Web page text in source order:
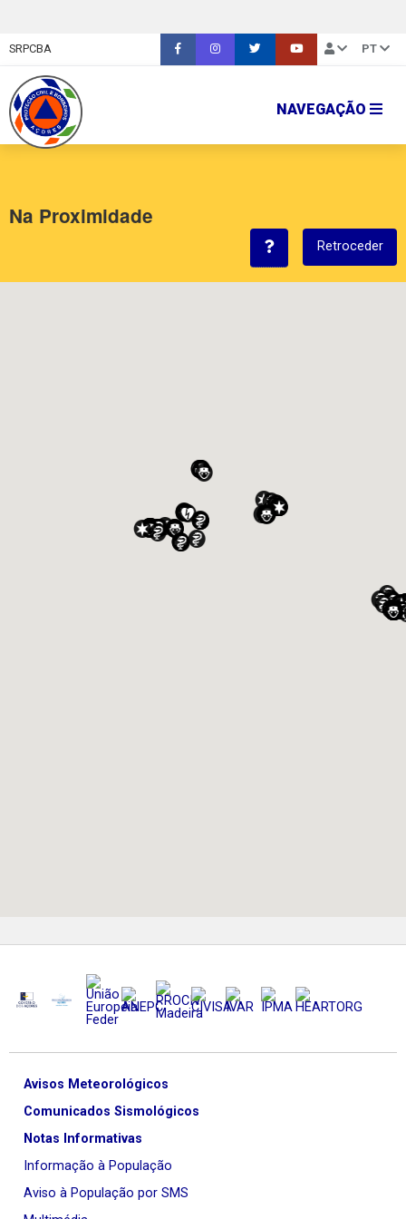
SRPCBA PT
NAVEGAÇÃO
Na Proximidade
Retroceder
Avisos Meteorológicos
Comunicados Sismológicos
Notas Informativas
Informação à População
Aviso à População por SMS